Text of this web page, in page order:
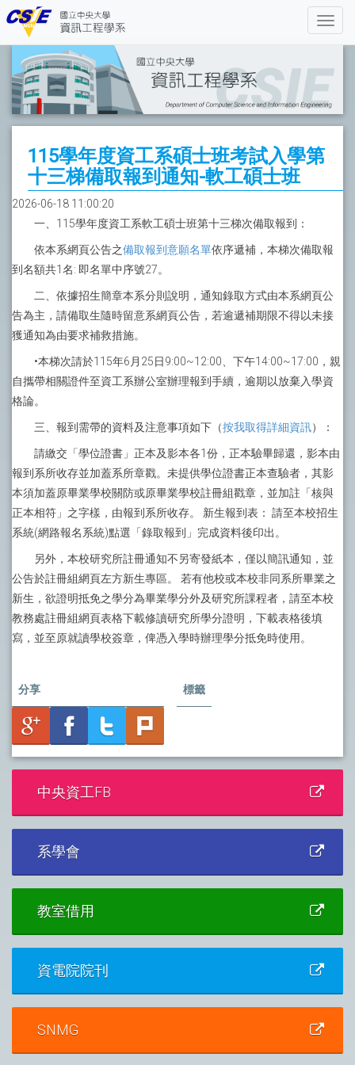
115學年度資工系碩士班考試入學第
十三梯備取報到通知-軟工碩士班
2026-06-18 11:00:20
一、115學年度資工系軟工碩士班第十三梯次備取報到：
依本系網頁公告之備取報到意願名單依序遞補，本梯次備取報
到名額共1名: 即名單中序號27。
二、依據招生簡章本系分則說明，通知錄取方式由本系網頁公
告為主，請備取生隨時留意系網頁公告，若逾遞補期限不得以未接
獲通知為由要求補救措施。
•本梯次請於115年6月25日9:00~12:00、下午14:00~17:00，親
自攜帶相關證件至資工系辦公室辦理報到手續，逾期以放棄入學資
格論。
三、報到需帶的資料及注意事項如下（按我取得詳細資訊）：
請繳交「學位證書」正本及影本各1份，正本驗畢歸還，影本由
報到系所收存並加蓋系所章戳。未提供學位證書正本查驗者，其影
本須加蓋原畢業學校關防或原畢業學校註冊組戳章，並加註「核與
正本相符」之字樣，由報到系所收存。 新生報到表： 請至本校招生
系統(網路報名系統)點選「錄取報到」完成資料後印出。
另外，本校研究所註冊通知不另寄發紙本，僅以簡訊通知，並
公告於註冊組網頁左方新生專區。 若有他校或本校非同系所畢業之
新生，欲證明抵免之學分為畢業學分外及研究所課程者，請至本校
教務處註冊組網頁表格下載修讀研究所學分證明，下載表格後填
寫，並至原就讀學校簽章，俾憑入學時辦理學分抵免時使用。
分享 標籤
中央資工FB
系學會
教室借用
資電院院刊
SNMG